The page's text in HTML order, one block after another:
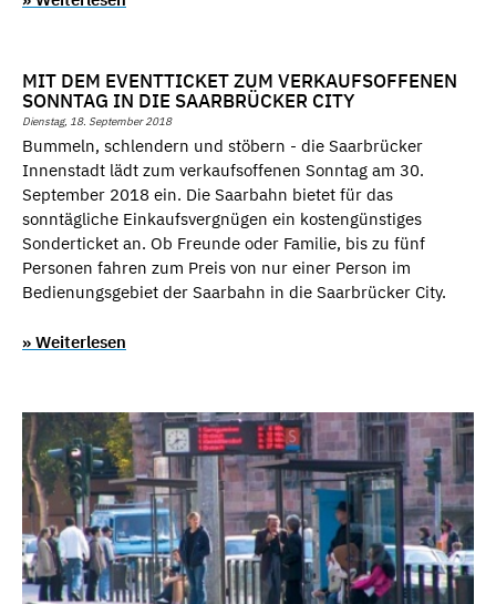
MIT DEM EVENTTICKET ZUM VERKAUFSOFFENEN
SONNTAG IN DIE SAARBRÜCKER CITY
Dienstag, 18. September 2018
Bummeln, schlendern und stöbern - die Saarbrücker
Innenstadt lädt zum verkaufsoffenen Sonntag am 30.
September 2018 ein. Die Saarbahn bietet für das
sonntägliche Einkaufsvergnügen ein kostengünstiges
Sonderticket an. Ob Freunde oder Familie, bis zu fünf
Personen fahren zum Preis von nur einer Person im
Bedienungsgebiet der Saarbahn in die Saarbrücker City.
» Weiterlesen